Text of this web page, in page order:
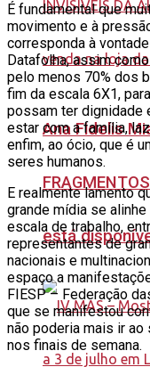
Ana Fidelis
está
É fundamental que
movimento e à
corresponda à
Datafolha, assim
pelo menos 70% dos
fim da escala 6X1,
possam ter dignidade
estar com a família,
enfim, ao ócio, que é
seres humanos.
E realmente lamento
grande mídia se
escala de trabalho,
representantes de
nacionais e
espaço a
FIESP – Federação
que se manifestou
não poderia mais ir
nos finais de semana.